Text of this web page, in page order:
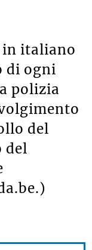
italiano
di ogni
polizia
del
del